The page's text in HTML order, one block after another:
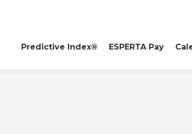
Predictive Index® ESPERTA Pay